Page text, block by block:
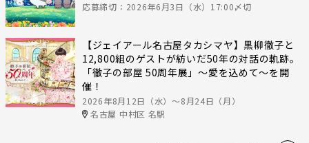
応募締切：2026年6月3日（水）17:00〆切
【ジェイアール名古屋タカシマヤ】黒柳徹子と
12,800組のゲストが紡いだ50年の対話の軌跡。
「徹子の部屋 50周年展」～愛を込めて～を開
催！
2026年8月12日（水）〜8月24日（月）
名古屋 中村区 名駅